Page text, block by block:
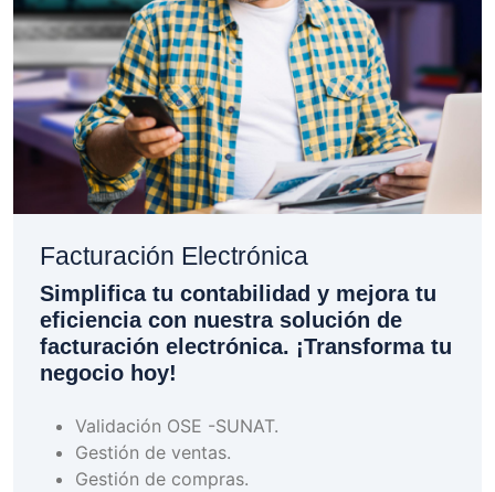
Facturación Electrónica
Simplifica tu contabilidad y mejora tu
eficiencia con nuestra solución de
facturación electrónica. ¡Transforma tu
negocio hoy!
Validación OSE -SUNAT.
Gestión de ventas.
Gestión de compras.